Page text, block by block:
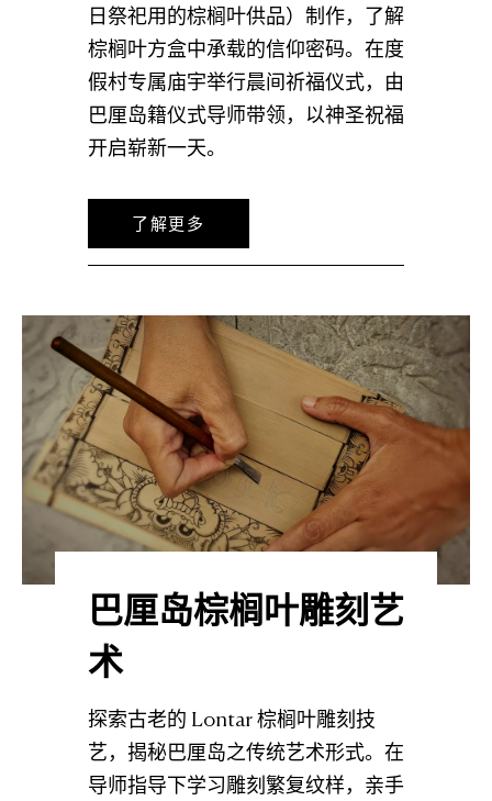
日祭祀用的棕榈叶供品）制作，了解
棕榈叶方盒中承载的信仰密码。在度
假村专属庙宇举行晨间祈福仪式，由
巴厘岛籍仪式导师带领，以神圣祝福
开启崭新一天。
了解更多
巴厘岛棕榈叶雕刻艺
术
探索古老的 Lontar 棕榈叶雕刻技
艺，揭秘巴厘岛之传统艺术形式。在
导师指导下学习雕刻繁复纹样，亲手